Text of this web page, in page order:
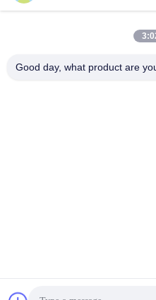
0086-
Good day, what product are